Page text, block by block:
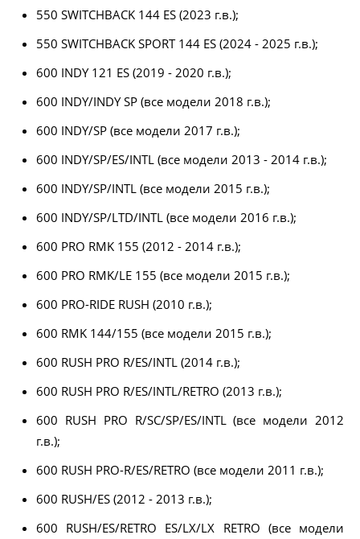
550 SWITCHBACK 144 ES (2023 г.в.);
550 SWITCHBACK SPORT 144 ES (2024 - 2025 г.в.);
600 INDY 121 ES (2019 - 2020 г.в.);
600 INDY/INDY SP (все модели 2018 г.в.);
600 INDY/SP (все модели 2017 г.в.);
600 INDY/SP/ES/INTL (все модели 2013 - 2014 г.в.);
600 INDY/SP/INTL (все модели 2015 г.в.);
600 INDY/SP/LTD/INTL (все модели 2016 г.в.);
600 PRO RMK 155 (2012 - 2014 г.в.);
600 PRO RMK/LE 155 (все модели 2015 г.в.);
600 PRO-RIDE RUSH (2010 г.в.);
600 RMK 144/155 (все модели 2015 г.в.);
600 RUSH PRO R/ES/INTL (2014 г.в.);
600 RUSH PRO R/ES/INTL/RETRO (2013 г.в.);
600 RUSH PRO R/SC/SP/ES/INTL (все модели 2012
г.в.);
600 RUSH PRO-R/ES/RETRO (все модели 2011 г.в.);
600 RUSH/ES (2012 - 2013 г.в.);
600 RUSH/ES/RETRO ES/LX/LX RETRO (все модели